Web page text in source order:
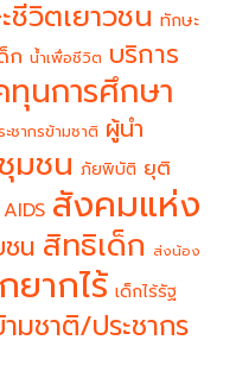
ชีวิตเยาวชน ทักษะ
ก น้ำเพื่อชีวิต บริการ
ทุนการศึกษา
ะชากรข้ามชาติ ผู้นำ
มชน ภัยพิบัติ ยุติ
สังคมแห่ง
น สิทธิเด็ก ส่งน้อง
ยากไร้ เด็กไร้รัฐ
มชาติ/ประชากร